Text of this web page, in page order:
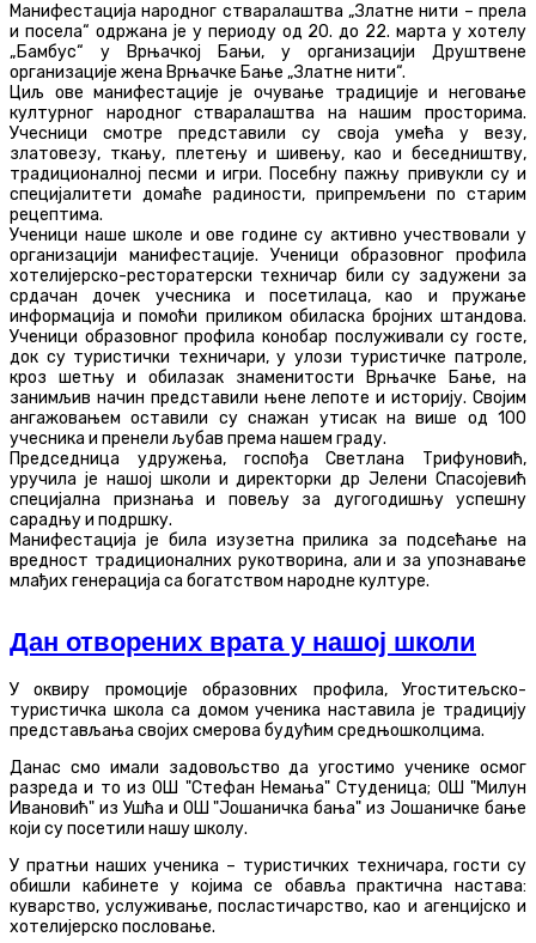
Mанифестација народног стваралаштва „Златне нити – прела
и посела“ одржана је у периоду од 20. до 22. марта у хотелу
„Бамбус“ у Врњачкој Бањи, у организацији Друштвене
организације жена Врњачке Бање „Златне нити“.
Циљ ове манифестације је очување традиције и неговање
културног народног стваралаштва на нашим просторима.
Учесници смотре представили су своја умећа у везу,
златовезу, ткању, плетењу и шивењу, као и беседништву,
традиционалној песми и игри. Посебну пажњу привукли су и
специјалитети домаће радиности, припремљени по старим
рецептима.
Ученици наше школе и ове године су активно учествовали у
организацији манифестације. Ученици образовног профила
хотелијерско-ресторатерски техничар били су задужени за
срдачан дочек учесника и посетилаца, као и пружање
информација и помоћи приликом обиласка бројних штандова.
Ученици образовног профила конобар послуживали су госте,
док су туристички техничари, у улози туристичке патроле,
кроз шетњу и обилазак знаменитости Врњачке Бање, на
занимљив начин представили њене лепоте и историју. Својим
ангажовањем оставили су снажан утисак на више од 100
учесника и пренели љубав према нашем граду.
Председница удружења, госпођа Светлана Трифуновић,
уручила је нашој школи и директорки др Јелени Спасојевић
специјална признања и повељу за дугогодишњу успешну
сарадњу и подршку.
Манифестација је била изузетна прилика за подсећање на
вредност традиционалних рукотворина, али и за упознавање
млађих генерација са богатством народне културе.
Дан отворених врата у нашој школи
У оквиру промоције образовних профила, Угоститељско-
туристичка школа са домом ученика наставила је традицију
представљања својих смерова будућим средњошколцима.
Данас смо имали задовољство да угостимо ученике осмог
разреда и то из ОШ "Стефан Немања" Студеница; ОШ "Милун
Ивановић" из Ушћа и ОШ "Јошаничка бања" из Јошаничке бање
који су посетили нашу школу.
У пратњи наших ученика – туристичких техничара, гости су
обишли кабинете у којима се обавља практична настава:
куварство, услуживање, посластичарство, као и агенцијско и
хотелијерско пословање.